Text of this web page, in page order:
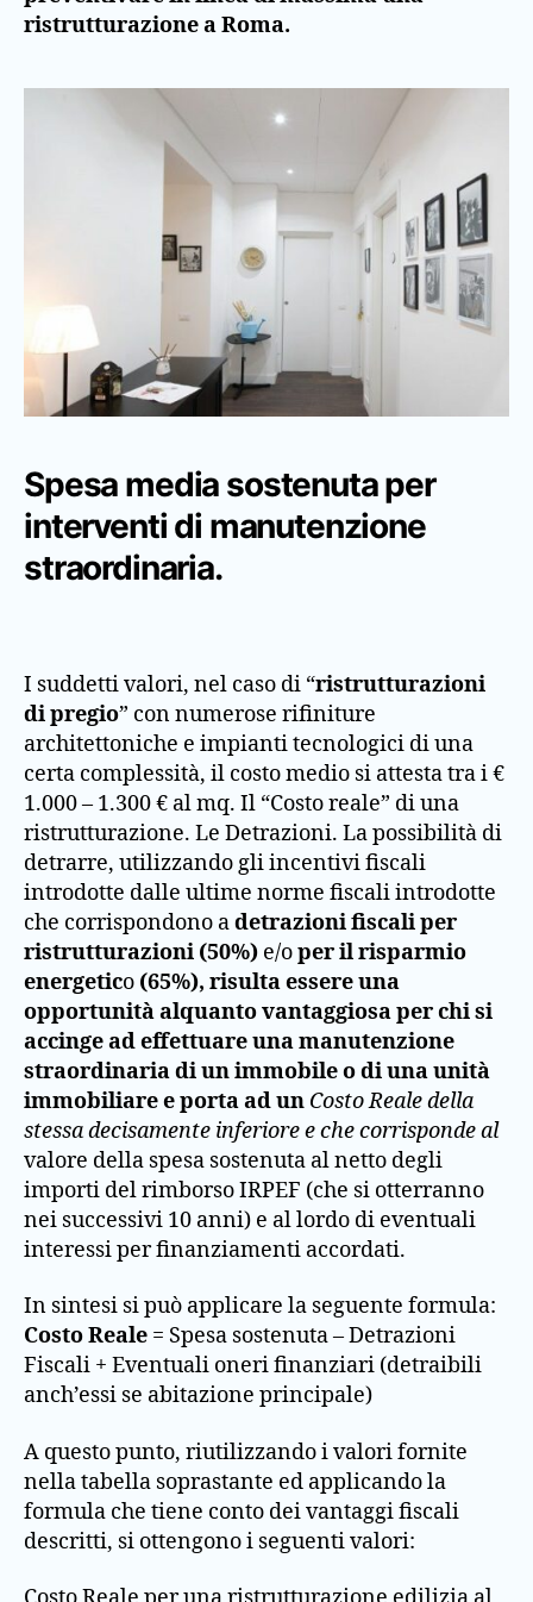
ristrutturazione a Roma.
Spesa media sostenuta per
interventi di manutenzione
straordinaria.
I suddetti valori, nel caso di “ristrutturazioni
di pregio” con numerose rifiniture
architettoniche e impianti tecnologici di una
certa complessità, il costo medio si attesta tra i €
1.000 – 1.300 € al mq. Il “Costo reale” di una
ristrutturazione. Le Detrazioni. La possibilità di
detrarre, utilizzando gli incentivi fiscali
introdotte dalle ultime norme fiscali introdotte
che corrispondono adetrazioni fiscali per
ristrutturazioni (50%) e/oper il risparmio
energetico (65%), risulta essere una
opportunità alquanto vantaggiosa per chi si
accinge ad effettuare una manutenzione
straordinaria di un immobile o di una unità
immobiliare e porta ad un Costo Reale della
stessa decisamente inferiore e che corrisponde al
valore della spesa sostenuta al netto degli
importi del rimborso IRPEF (che si otterranno
nei successivi 10 anni) e al lordo di eventuali
interessi per finanziamenti accordati.
In sintesi si può applicare la seguente formula:
Costo Reale = Spesa sostenuta – Detrazioni
Fiscali + Eventuali oneri finanziari (detraibili
anch’essi se abitazione principale)
A questo punto, riutilizzando i valori fornite
nella tabella soprastante ed applicando la
formula che tiene conto dei vantaggi fiscali
descritti, si ottengono i seguenti valori: